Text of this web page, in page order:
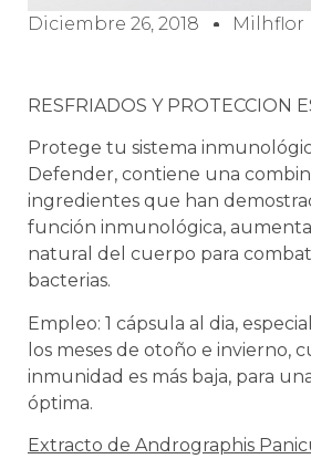
Diciembre 26, 2018 Milhflor
RESFRIADOS Y PROTECCION
Protege tu sistema
Defender, contiene una
ingredientes que han
función inmunológica,
natural del cuerpo para
bacterias.
Empleo: 1 cápsula al dia,
los meses de otoño e invierno,
inmunidad es más baja, para
óptima.
Extracto de Andrographis